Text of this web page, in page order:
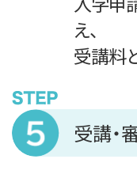
え、
受講料
受講・